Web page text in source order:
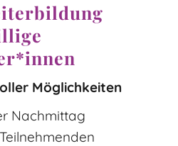
Möglichkeiten
Nachmittag